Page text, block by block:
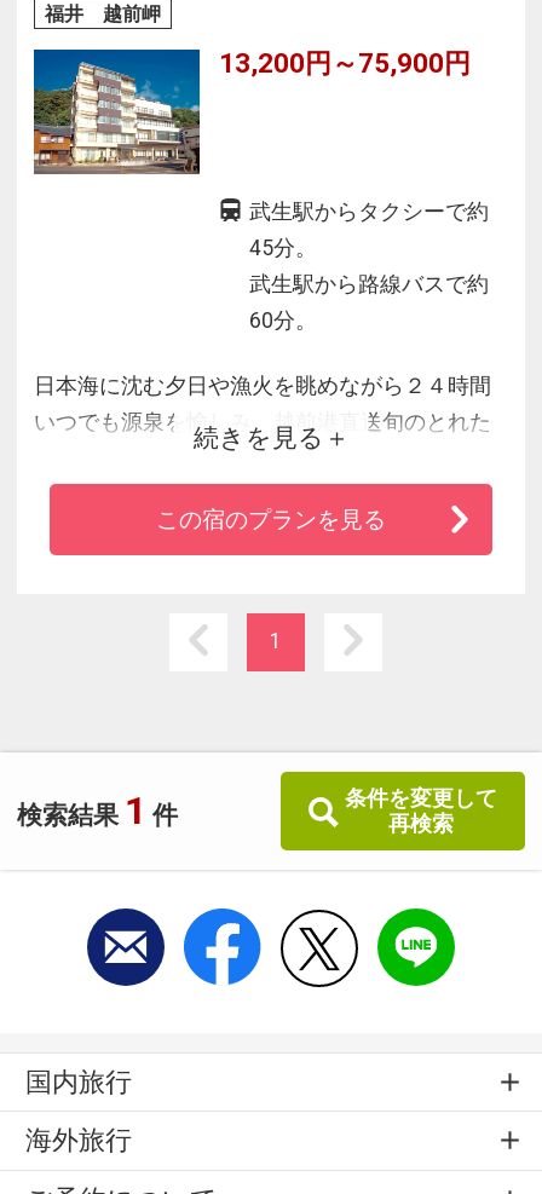
検索結果 1 件
条件を変更して
再検索
福井 越前岬
13,200円～75,900円
武生駅からタクシーで約
45分。
武生駅から路線バスで約
60分。
日本海に沈む夕日や漁火を眺めながら２４時間
いつでも源泉を愉しみ、越前港直送旬のとれた
て海の幸をたっぷり堪能できる。館内にはキッ
ズスペースを完備し、多くの世代から愛される
心あたたまる宿。
続きを見る
この宿のプランを見る
1
国内旅行
海外旅行